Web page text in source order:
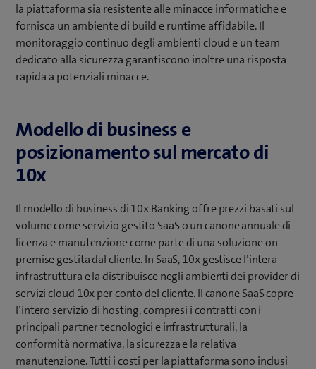
la piattaforma sia resistente alle minacce informatiche e
fornisca un ambiente di build e runtime affidabile. Il
monitoraggio continuo degli ambienti cloud e un team
dedicato alla sicurezza garantiscono inoltre una risposta
rapida a potenziali minacce.
Modello di business e
posizionamento sul mercato di
10x
Il modello di business di 10x Banking offre prezzi basati sul
volume come servizio gestito SaaS o un canone annuale di
licenza e manutenzione come parte di una soluzione on-
premise gestita dal cliente. In SaaS, 10x gestisce l’intera
infrastruttura e la distribuisce negli ambienti dei provider di
servizi cloud 10x per conto del cliente. Il canone SaaS copre
l’intero servizio di hosting, compresi i contratti con i
principali partner tecnologici e infrastrutturali, la
conformità normativa, la sicurezza e la relativa
manutenzione. Tutti i costi per la piattaforma sono inclusi